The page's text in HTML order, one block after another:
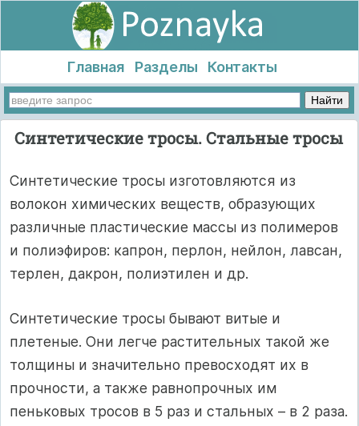
Главная Разделы Контакты
Синтетические тросы. Стальные тросы
Синтетические тросы изготовляются из
волокон химических веществ, образующих
различные пластические массы из полимеров
и полиэфиров: капрон, перлон, нейлон, лавсан,
терлен, дакрон, полиэтилен и др.
Синтетические тросы бывают витые и
плетеные. Они легче растительных такой же
толщины и значительно превосходят их в
прочности, а также равнопрочных им
пеньковых тросов в 5 раз и стальных – в 2 раза.